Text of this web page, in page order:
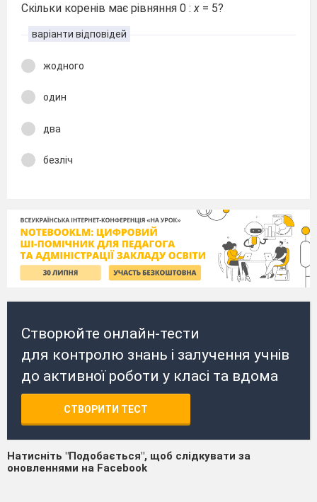
Скільки коренів має рівняння 0 : x = 5?
варіанти відповідей
жодного
один
два
безліч
Створюйте онлайн-тести
для контролю знань і залучення учнів
до активної роботи у класі та вдома
СТВОРИТИ ТЕСТ
Натисніть "Подобається", щоб слідкувати за
оновленнями на Facebook